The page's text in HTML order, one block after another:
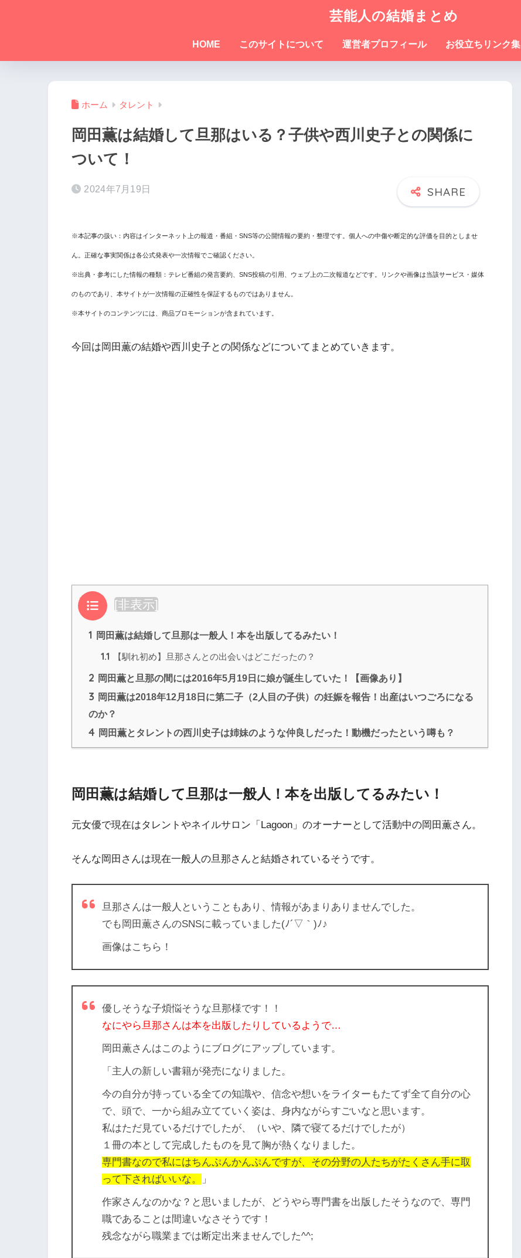
芸能人の結婚まとめ
HOME このサイトについて 運営者プロフィール お役立ちリンク集
ホーム タレント
岡田薫は結婚して旦那はいる？子供や西川史子との関係に
ついて！
2024年7月19日
※本記事の扱い：内容はインターネット上の報道・番組・SNS等の公開情報の要約・整理です。個人への中傷や断定的な評価を目的としませ
ん。正確な事実関係は各公式発表や一次情報でご確認ください。
※出典・参考にした情報の種類：テレビ番組の発言要約、SNS投稿の引用、ウェブ上の二次報道などです。リンクや画像は当該サービス・媒体
のものであり、本サイトが一次情報の正確性を保証するものではありません。
※本サイトのコンテンツには、商品プロモーションが含まれています。
今回は岡田薫の結婚や西川史子との関係などについてまとめていきます。
目次 [非表示]
1 岡田薫は結婚して旦那は一般人！本を出版してるみたい！
1.1 【馴れ初め】旦那さんとの出会いはどこだったの？
2 岡田薫と旦那の間には2016年5月19日に娘が誕生していた！【画像あり】
3 岡田薫は2018年12月18日に第二子（2人目の子供）の妊娠を報告！出産はいつごろになる
のか？
4 岡田薫とタレントの西川史子は姉妹のような仲良しだった！動機だったという噂も？
岡田薫は結婚して旦那は一般人！本を出版してるみたい！
元女優で現在はタレントやネイルサロン「Lagoon」のオーナーとして活動中の岡田薫さん。
そんな岡田さんは現在一般人の旦那さんと結婚されているそうです。
旦那さんは一般人 ということもあり、情報があまりありませんでした。
でも岡田薫さんのSNSに載っていました(ﾉ´▽｀)ﾉ♪
画像はこちら！
優しそうな子煩悩そうな旦那様です！！
なにやら 旦那さんは本を出版したり しているようで…
岡田薫さんはこのようにブログにアップしています。
「主人の新しい書籍が発売になりました。
今の自分が持っている全ての知識や、信念や想いをライターもたてず全て自分の心
で、頭で、一から組み立てていく姿は、身内ながらすごいなと思います。
私はただ見ているだけでしたが、（いや、隣で寝てるだけでしたが）
１冊の本として完成したものを見て胸が熱くなりました。
専門書なので私にはちんぷんかんぷんですが、その分野の人たちがたくさん手に取
って下さればいいな。
」
作家さんなのかな？と思いましたが、どうやら専門書を出版したそうなので、専門
職であることは間違いなさそうです！
残念ながら職業までは断定出来ませんでした^^;